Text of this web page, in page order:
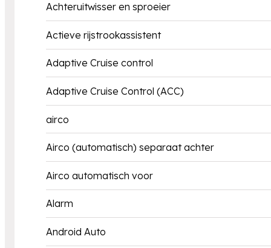
Achteruitwisser en sproeier
Actieve rijstrookassistent
Adaptive Cruise control
Adaptive Cruise Control (ACC)
airco
Airco (automatisch) separaat achter
Airco automatisch voor
Alarm
Android Auto